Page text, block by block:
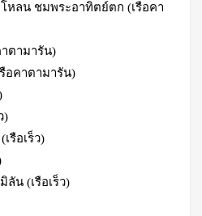
โหลน ชมพระอาทิตย์ตก (เรือคา
าตามารัน)
รือคาตามารัน)
)
เรือเร็ว)
ลัน (เรือเร็ว)